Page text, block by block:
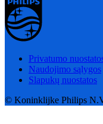
Privatumo
Naudojimo sąlygos
Slapukų nuostatos
© Koninklijke Philips